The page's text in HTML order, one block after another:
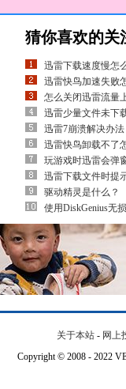
猜你喜欢的关
迅雷下载速度慢怎
迅雷快鸟加速失败
怎么关闭迅雷流量
迅雷少量文件未下
迅雷7崩溃解决办法
迅雷快鸟卸载不了
玩游戏时迅雷会弹
迅雷下载文件时提
驱动精灵是什么？
使用DiskGenius无
关于本站 - 网上
Copyright © 2008 - 2022